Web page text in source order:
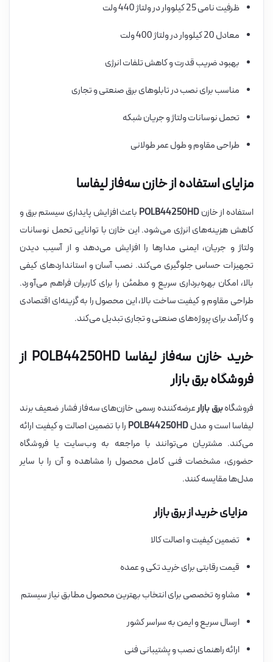
ظرفیت نامی 25 کیلووار در ولتاژ 440 ولت
معادل 20 کیلووار در ولتاژ 400 ولت
بهبود ضریب قدرت و کاهش تلفات انرژی
مناسب برای نصب در تابلوهای برق صنعتی و تجاری
تحمل نوسانات ولتاژ و جریان شبکه
طراحی مقاوم و طول عمر طولانی
مزایای استفاده از خازن سه‌فاز لیفاسا
استفاده از خازنPOLB44250HD باعث افزایش پایداری سیستم برق و
کاهش هزینه‌های انرژی می‌شود. این خازن با توانایی تحمل نوسانات
ولتاژ و جریان، ایمنی مدارها را افزایش می‌دهد و از آسیب دیدن
تجهیزات حساس جلوگیری می‌کند. نصب آسان و استانداردهای کیفی
بالا، امکان بهره‌برداری سریع و مطمئن را برای کاربران فراهم می‌آورد.
طراحی مقاوم و کیفیت ساخت بالا، این محصول را به گزینه‌ای اقتصادی
و کارآمد برای پروژه‌های صنعتی و تجاری تبدیل می‌کند.
خرید خازن سه‌فاز لیفاسا POLB44250HD از
فروشگاه برق بازار
فروشگاهبرق بازارعرضه‌کننده رسمی خازن‌های سه‌فاز فشار ضعیف برند
لیفاسا است و مدلPOLB44250HD را با تضمین اصالت و کیفیت ارائه
می‌کند. مشتریان می‌توانند با مراجعه به وب‌سایت یا فروشگاه
حضوری، مشخصات فنی کامل محصول را مشاهده و آن را با سایر
مدل‌ها مقایسه کنند.
مزایای خرید از برق بازار
تضمین کیفیت و اصالت کالا
قیمت رقابتی برای خرید تکی و عمده
مشاوره تخصصی برای انتخاب بهترین محصول مطابق نیاز سیستم
ارسال سریع و ایمن به سراسر کشور
ارائه راهنمای نصب و پشتیبانی فنی